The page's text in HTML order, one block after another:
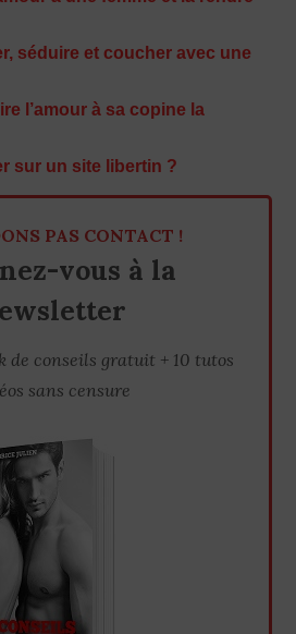
séduire et coucher avec une
l’amour à sa copine la
sur un site libertin ?
PAS CONTACT !
vous à la
de conseils gratuit + 10 tutos
sans censure